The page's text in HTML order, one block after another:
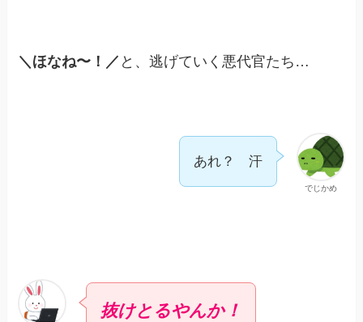
＼ほなね〜！／ と、逃げていく悪代官たち…
でじかめ
あれ？ 汗
抜けとるやんか！